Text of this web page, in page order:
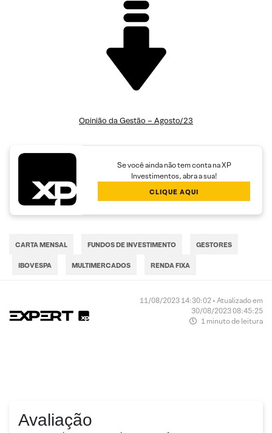
Opinião da Gestão – Agosto/23
Se você ainda não tem conta na XP
Investimentos, abra a sua!
CLIQUE AQUI
CARTA MENSAL FUNDOS DE INVESTIMENTO GESTORES
IBOVESPA MULTIMERCADOS RENDA FIXA
11/08/2023 14:30:02 • Atualizado em
30/08/2023 08:45:25
1 minuto de leitura
Avaliação